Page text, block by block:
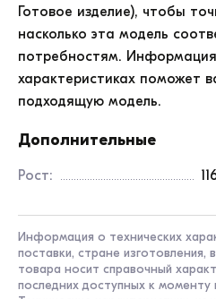
горох на однотонном фоне.
изделие выполняется в
красный, салатовый,
рост 116-134 см.
<br>Материал: атлас (100%
форму, не мнется, быстро
стирки, прекрасно утюжится.
нейтральным однотонным
</p><p>Изделие
использование и
Готовое изделие), чтобы
насколько эта модель
потребностям. Информация
характеристиках поможет
подходящую модель.
Дополнительные
Рост:
Информация о технических
поставки, стране изготовления,
товара носит справочный
последних доступных к моменту